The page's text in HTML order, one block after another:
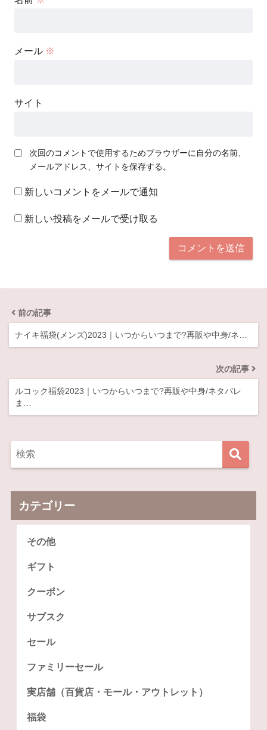
メール ※
サイト
次回のコメントで使用するためブラウザーに自分の名前、
メールアドレス、サイトを保存する。
新しいコメントをメールで通知
新しい投稿をメールで受け取る
前の記事
ナイキ福袋(メンズ)2023｜いつからいつまで?再販や中身/ネ…
次の記事
ルコック福袋2023｜いつからいつまで?再販や中身/ネタバレ
ま…
カテゴリー
その他
ギフト
クーポン
サブスク
セール
ファミリーセール
実店舗（百貨店・モール・アウトレット）
福袋